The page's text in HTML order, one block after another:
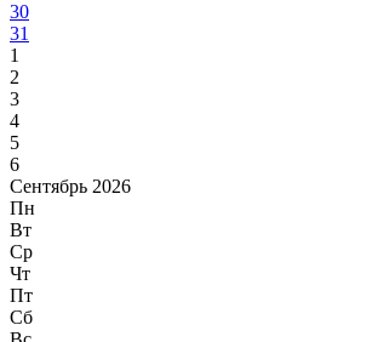
30
31
1
2
3
4
5
6
Сентябрь 2026
Пн
Вт
Ср
Чт
Пт
Сб